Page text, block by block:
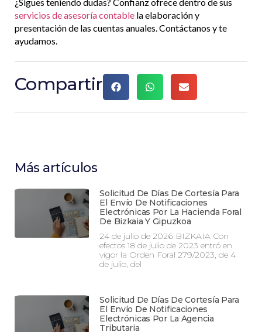
servicios de asesoría contable la elaboración y
presentación de las cuentas anuales. Contáctanos y te
ayudamos.
Compartir
Más artículos
Solicitud De Días De Cortesía Para
El Envío De Notificaciones
Electrónicas Por La Hacienda Foral
De Bizkaia Y Gipuzkoa
24 de julio de 2026 BIZKAIA Con
efectos 18 de julio de 2023 entró en
vigor la Orden Foral 279/2023, de 4
de julio, del
Solicitud De Días De Cortesía Para
El Envío De Notificaciones
Electrónicas Por La Agencia
Tributaria